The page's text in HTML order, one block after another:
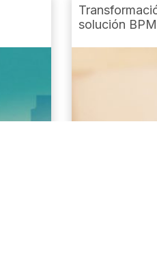
solución BPM